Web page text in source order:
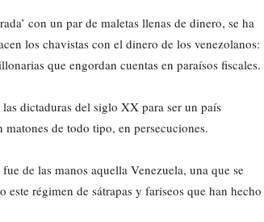
con un par de maletas llenas de dinero, se ha
los chavistas con el dinero de los venezolanos:
que engordan cuentas en paraísos fiscales.
dictaduras del siglo XX para ser un país
de todo tipo, en persecuciones.
de las manos aquella Venezuela, una que se
régimen de sátrapas y fariseos que han hecho